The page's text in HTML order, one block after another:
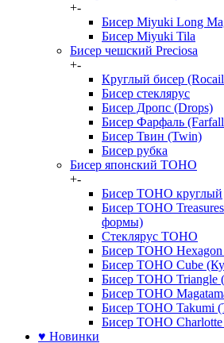
+-
Бисер Miyuki Long
Бисер Miyuki Tila
Бисер чешский Preciosa
+-
Круглый бисер
Бисер стеклярус
Бисер Дропс (Drops)
Бисер Фарфаль
Бисер Твин (Twin)
Бисер рубка
Бисер японский TOHO
+-
Бисер TOHO круглый
Бисер TOHO
формы)
Стеклярус TOHO
Бисер TOHO
Бисер TOHO Cube
Бисер TOHO Triangle
Бисер TOHO
Бисер TOHO Takumi
Бисер TOHO
♥ Новинки